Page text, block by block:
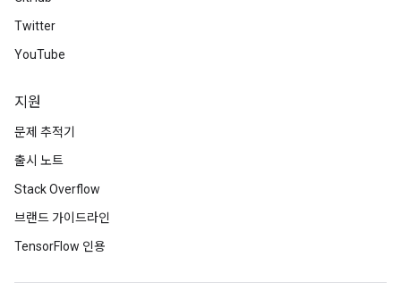
Twitter
YouTube
지원
문제 추적기
출시 노트
Stack Overflow
브랜드 가이드라인
TensorFlow 인용